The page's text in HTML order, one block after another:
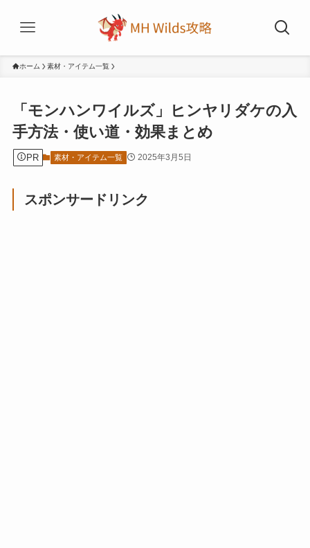
ホーム 素材・アイテム一覧
「モンハンワイルズ」ヒンヤリダケの入
手方法・使い道・効果まとめ
PR 素材・アイテム一覧 2025年3月5日
スポンサードリンク